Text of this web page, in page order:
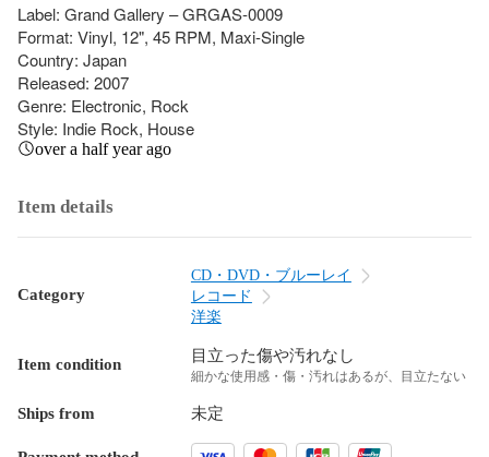
Label: Grand Gallery – GRGAS-0009
Format: Vinyl, 12", 45 RPM, Maxi-Single
Country: Japan
Released: 2007
Genre: Electronic, Rock
Style: Indie Rock, House
over a half year ago
Item details
Category
CD・DVD・ブルーレイ
レコード
洋楽
Item condition 目立った傷や汚れなし
細かな使用感・傷・汚れはあるが、目立たない
Ships from 未定